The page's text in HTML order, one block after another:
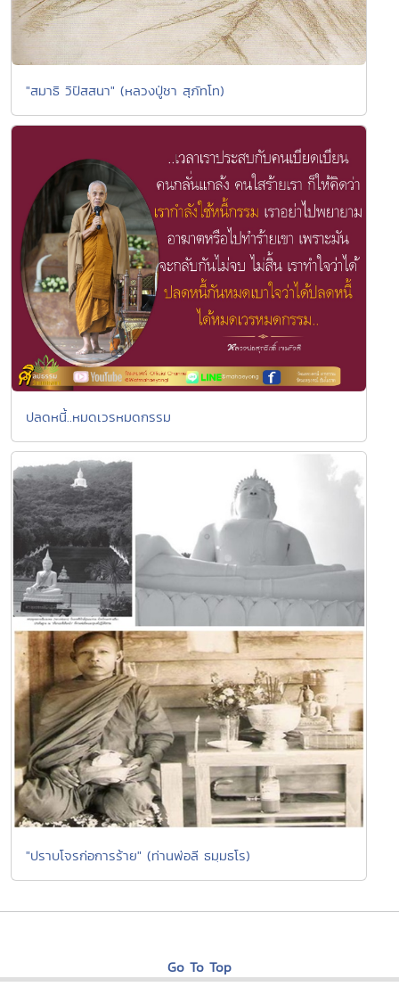
"สมาธิ วิปัสสนา" (หลวงปู่ชา สุภัทโท)
ปลดหนี้..หมดเวรหมดกรรม
"ปราบโจรก่อการร้าย" (ท่านพ่อลี ธมฺมธโร)
Go To Top